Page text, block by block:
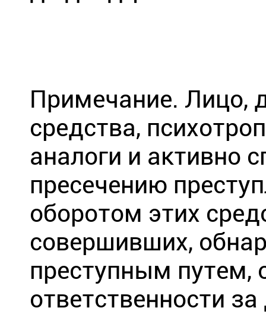
Примечание. Лицо,
средства,
аналоги и активно
пресечению
оборотом этих
совершивших,
преступным путем,
ответственности